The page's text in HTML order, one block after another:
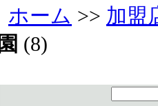
ホーム >> 加盟
園 (8)